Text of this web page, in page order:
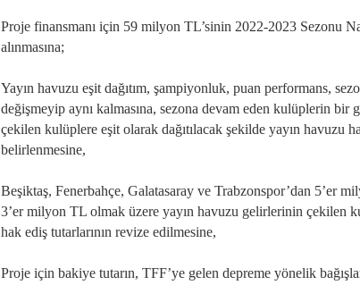
Proje finansmanı için 59 milyon TL’sinin 2022-2023 Sezonu
alınmasına;
Yayın havuzu eşit dağıtım, şampiyonluk, puan performans,
değişmeyip aynı kalmasına, sezona devam eden kulüplerin bir
çekilen kulüplere eşit olarak dağıtılacak şekilde yayın havuzu
belirlenmesine,
Beşiktaş, Fenerbahçe, Galatasaray ve Trabzonspor’dan 5’er
3’er milyon TL olmak üzere yayın havuzu gelirlerinin çekilen
hak ediş tutarlarının revize edilmesine,
Proje için bakiye tutarın, TFF’ye gelen depreme yönelik